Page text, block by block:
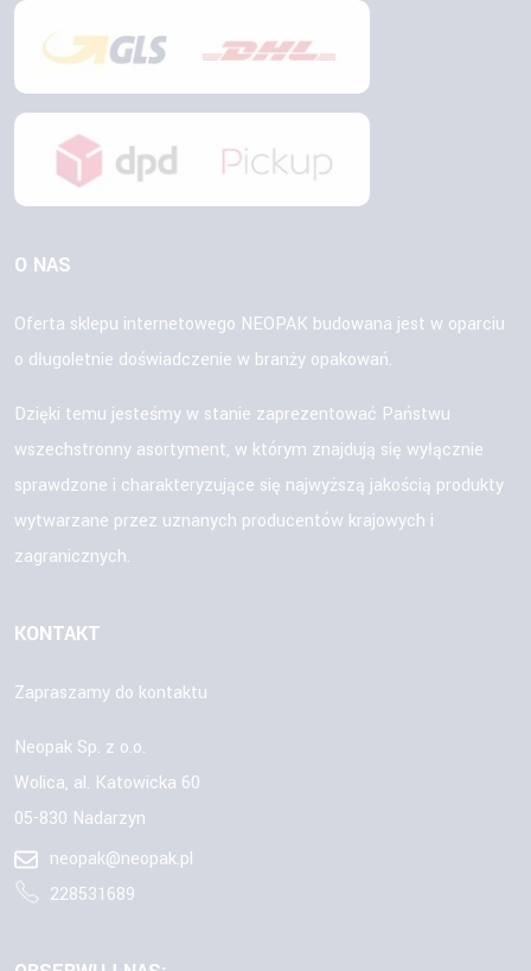
O NAS
Oferta sklepu internetowego NEOPAK budowana jest w oparciu
o długoletnie doświadczenie w branży opakowań.
Dzięki temu jesteśmy w stanie zaprezentować Państwu
wszechstronny asortyment, w którym znajdują się wyłącznie
sprawdzone i charakteryzujące się najwyższą jakością produkty
wytwarzane przez uznanych producentów krajowych i
zagranicznych.
KONTAKT
Zapraszamy do kontaktu
Neopak Sp. z o.o.
Wolica, al. Katowicka 60
05-830 Nadarzyn
neopak@neopak.pl
228531689